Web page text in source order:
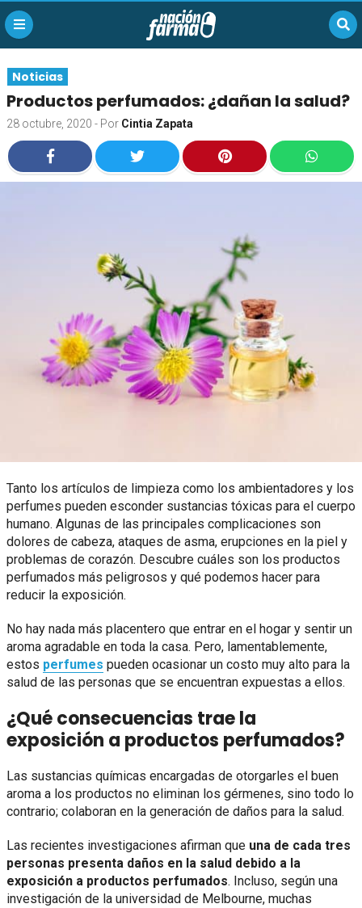
Noticias
Productos perfumados: ¿dañan la salud?
28 octubre, 2020 - Por Cintia Zapata
Tanto los artículos de limpieza como los ambientadores y los
perfumes pueden esconder sustancias tóxicas para el cuerpo
humano. Algunas de las principales complicaciones son
dolores de cabeza, ataques de asma, erupciones en la piel y
problemas de corazón. Descubre cuáles son los productos
perfumados más peligrosos y qué podemos hacer para
reducir la exposición.
No hay nada más placentero que entrar en el hogar y sentir un
aroma agradable en toda la casa. Pero, lamentablemente,
estos perfumes pueden ocasionar un costo muy alto para la
salud de las personas que se encuentran expuestas a ellos.
¿Qué consecuencias trae la
exposición a productos perfumados?
Las sustancias químicas encargadas de otorgarles el buen
aroma a los productos no eliminan los gérmenes, sino todo lo
contrario; colaboran en la generación de daños para la salud.
Las recientes investigaciones afirman que una de cada tres
personas presenta daños en la salud debido a la
exposición a productos perfumados. Incluso, según una
investigación de la universidad de Melbourne, muchas